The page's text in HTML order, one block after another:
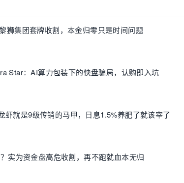
狮集团套牌收割，本金归零只是时间问题
Star：AI算力包装下的快盘骗局，认购即入坑
虾就是9级传销的马甲，日息1.5%养肥了就该宰了
实为资金盘高危收割，再不跑就血本无归